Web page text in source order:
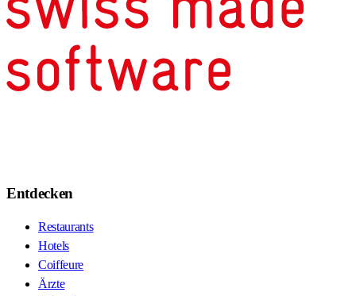
Entdecken
Restaurants
Hotels
Coiffeure
Ärzte